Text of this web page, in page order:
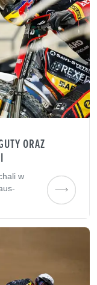
ORAZ
w